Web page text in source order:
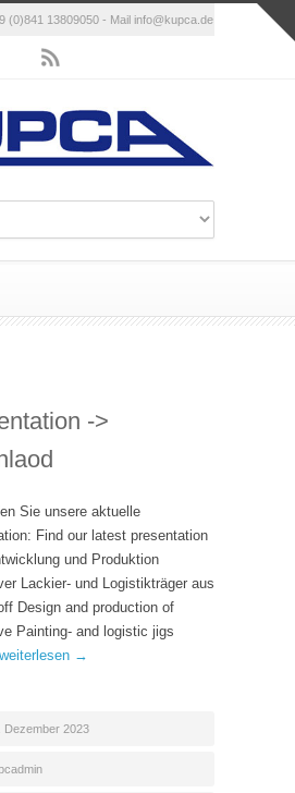
(0)841 13809050 - Mail info@kupca.de
->
Sie unsere aktuelle
Find our latest presentation
und Produktion
Lackier- und Logistikträger aus
Design and production of
Painting- and logistic jigs
weiterlesen →
Dezember 2023